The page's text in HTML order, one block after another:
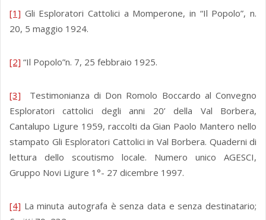
[1] Gli Esploratori Cattolici a Momperone, in “Il Popolo”, n.
20, 5 maggio 1924.
[2] “Il Popolo”n. 7, 25 febbraio 1925.
[3] Testimonianza di Don Romolo Boccardo al Convegno
Esploratori cattolici degli anni 20’ della Val Borbera,
Cantalupo Ligure 1959, raccolti da Gian Paolo Mantero nello
stampato Gli Esploratori Cattolici in Val Borbera. Quaderni di
lettura dello scoutismo locale. Numero unico AGESCI,
Gruppo Novi Ligure 1°- 27 dicembre 1997.
[4] La minuta autografa è senza data e senza destinatario;